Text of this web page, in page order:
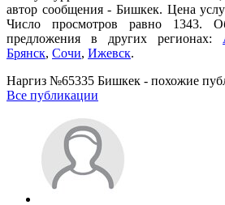
автор сообщения - Бишкек. Цена
Число просмотров равно 1343.
предложения в других регионах:
Брянск, Сочи, Ижевск.
Наргиз №65335 Бишкек - похожие
Все публикации